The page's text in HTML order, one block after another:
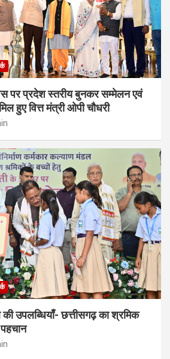
पर प्रदेश स्तरीय बुनकर सम्मेलन एवं
हुए वित्त मंत्री ओपी चौधरी
उपलब्धियाँ- छत्तीसगढ़ का श्रमिक